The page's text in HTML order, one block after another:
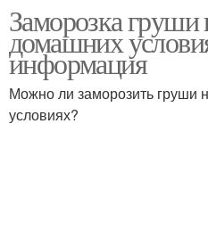
Заморозка груши
домашних
информация
Можно ли заморозить груши
условиях?